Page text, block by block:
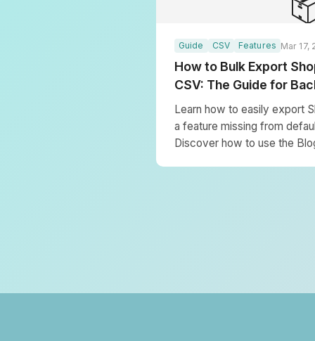
Guide CSV Features Mar 17,
How to Bulk Export
CSV: The Guide for
Learn how to easily export
a feature missing from
Discover how to use the